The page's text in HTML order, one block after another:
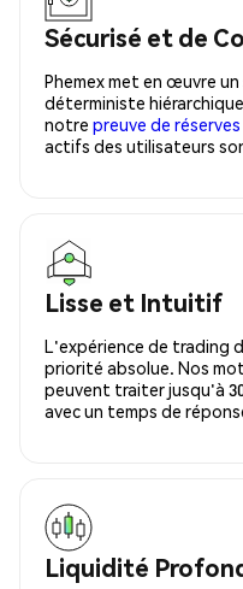
Sécurisé et de
Phemex met en œuvre
déterministe
notre preuve de réserves
actifs des utilisateurs
Lisse et Intuitif
L'expérience de trading
priorité absolue. Nos
peuvent traiter jusqu'à
avec un temps de
Liquidité